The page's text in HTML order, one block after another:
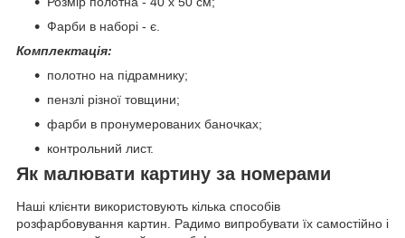
Фарби в наборі - є.
Комплектація:
полотно на підрамнику;
пензлі різної товщини;
фарби в пронумерованих баночках;
контрольний лист.
Як малювати картину за номерами
Наші клієнти використовують кілька способів
розфарбовування картин. Радимо випробувати їх самостійно і